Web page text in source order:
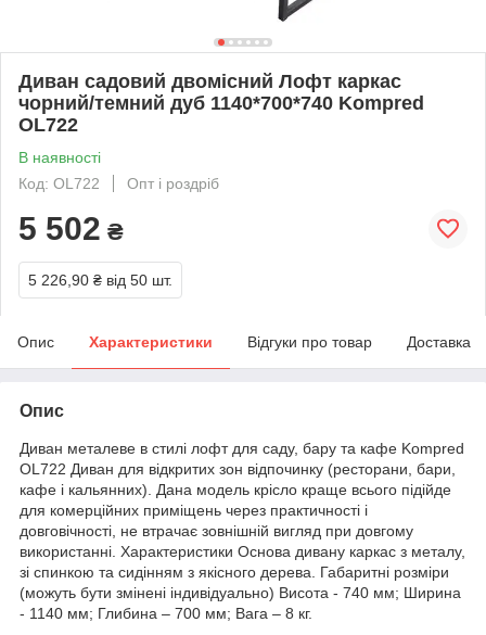
Диван садовий двомісний Лофт каркас
чорний/темний дуб 1140*700*740 Kompred
OL722
В наявності
Код: OL722
Опт і роздріб
5 502 ₴
5 226,90 ₴ від 50 шт.
Опис Характеристики Відгуки про товар Доставка
Опис
Диван металеве в стилі лофт для саду, бару та кафе Kompred
OL722 Диван для відкритих зон відпочинку (ресторани, бари,
кафе і кальянних). Дана модель крісло краще всього підійде
для комерційних приміщень через практичності і
довговічності, не втрачає зовнішній вигляд при довгому
використанні. Характеристики Основа дивану каркас з металу,
зі спинкою та сидінням з якісного дерева. Габаритні розміри
(можуть бути змінені індивідуально) Висота - 740 мм; Ширина
- 1140 мм; Глибина – 700 мм; Вага – 8 кг.